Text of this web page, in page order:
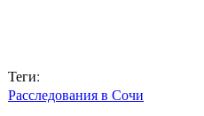
Теги:
Расследования в Сочи